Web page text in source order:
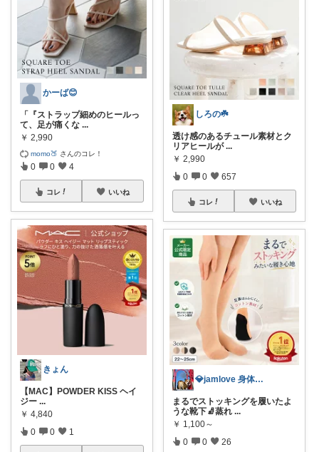
かーば😊
「『ストラップ細めのヒールっ
て、足が痛くな ...
￥ 2,990
momo🍑 さんのコレ！
0 0 4
コレ いいね
きょん
【MAC】POWDER KISS ヘイ
ジー ...
￥ 4,840
0 0 1
しろの☘️
透け感のあるチュール素材とク
リアヒールが...
￥ 2,990
0 0 657
コレ いいね
💎jamlove 身体に優しく
まるでストッキングを履いたよ
うな靴下🧦蒸れ ...
￥ 1,100～
0 0 26